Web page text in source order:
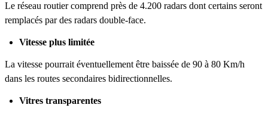
Le réseau routier comprend près de 4.200 radars dont certains seront
remplacés par des radars double-face.
Vitesse plus limitée
La vitesse pourrait éventuellement être baissée de 90 à 80 Km/h
dans les routes secondaires bidirectionnelles.
Vitres transparentes